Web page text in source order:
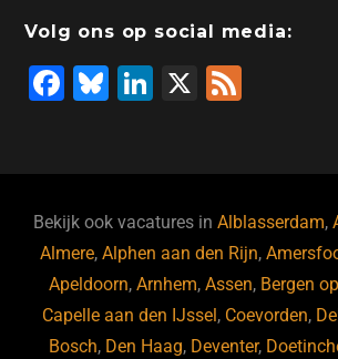
Volg ons op social media:
F
b
o
o
k
Bl
ky
Li
dI
n
X
Bekijk ook vacatures inAlblasserdam,
Almere,Alphen aan den Rijn,
Apeldoorn,Arnhem,Assen, Bergen
Capelle aan den IJssel , Coevorden,
Bosch, Den Haag, Deventer,